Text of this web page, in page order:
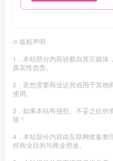
© 版权声明
1．本站部分内容转载自其它媒体
真实性负责。
2．若您需要商业运营或用于其他
使用。
3．如果本站有侵犯、不妥之处的
除！
4．本站部分内容由互联网收集整
何商业目的与商业用途。